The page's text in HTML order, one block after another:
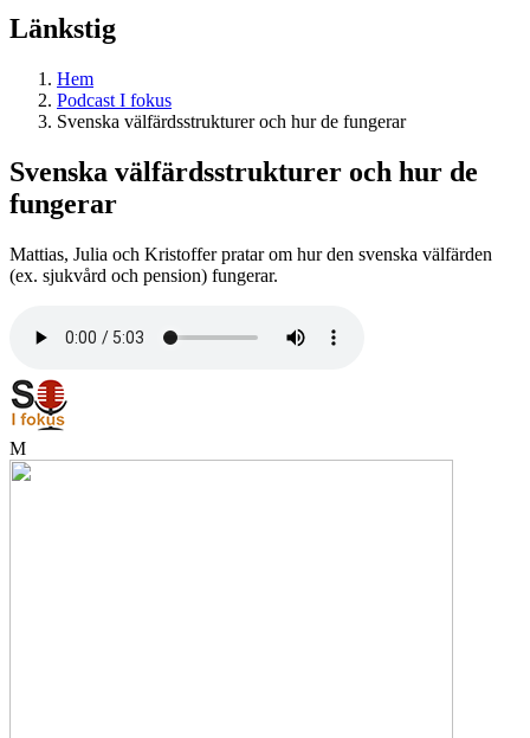
Länkstig
Hem
Podcast I fokus
Svenska välfärdsstrukturer och hur de fungerar
Svenska välfärdsstrukturer och hur de
fungerar
Mattias, Julia och Kristoffer pratar om hur den svenska välfärden
(ex. sjukvård och pension) fungerar.
M